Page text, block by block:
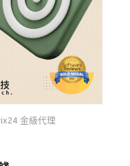
金級代理